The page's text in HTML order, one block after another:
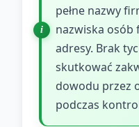
pełne nazwy
nazwiska osób
adresy. Brak
skutkować
dowodu przez
podczas